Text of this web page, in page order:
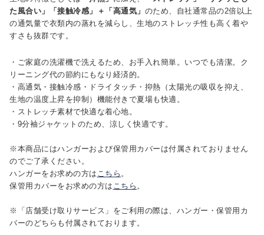
た風合い」「接触冷感」＋「高通気」 のため、自社通常品の2倍以上
の通気量で衣類内の蒸れを減らし、生地のストレッチ性も高く着や
すさも抜群です。
・ご家庭の洗濯機で洗えるため、お手入れ簡単。いつでも清潔。ク
リーニング代の節約にもなり経済的。
・高通気・接触冷感・ドライタッチ・抑熱（太陽光の吸収を抑え、
生地の温度上昇を抑制）機能付きで夏場も快適。
・ストレッチ素材で快適な着心地。
・9分袖ジャケットのため、涼しく快適です。
※本商品にはハンガーおよび保管用カバーは付属されておりません
のでご了承ください。
ハンガーをお求めの方は こちら 。
保管用カバーをお求めの方は こちら 。
※「店舗受け取りサービス」をご利用の際は、ハンガー・保管用カ
バーのどちらも付属されております。